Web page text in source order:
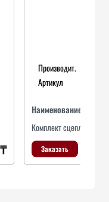
Производит.
Артикул
Наименование
Комплект сцепления в
Заказать